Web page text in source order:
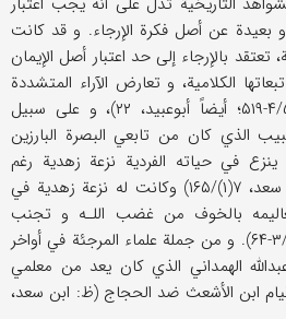
بعيدة عن أصل فكرة الإرجاء. و قد كانت
تعتقد بالإرجاء إلى حد اعتبار أصل الإيمان
الكلامية، و تعارض الآراء المتشددة
حول المعاصي (ظ: ن.د، ۴/۵۱۸-۵۱۹؛ أيضاً أبوعبيد، ۲۲)، و على سبيل
الذي كان من تابعي البصرة البارزين
في حياته الفردية نزعة زهدية رغم
اعتقاده بفكرة الإرجاء (ظ: ابن سعد، ۷(۱)/۱۶۵) وكانت له نزعة زهدية في
بالخوف من غضب اللـه و تجنب
المعاصي (مثلاً ظ: أبونعيم، ۳/۶۳-۶۴). و من جملة علماء المرجئة في أواخر
عبدالله الهمداني الذي كان يعد من معلمي
قيام ابن الأشعث ضد الحجاج (ظ: ابن سعد،